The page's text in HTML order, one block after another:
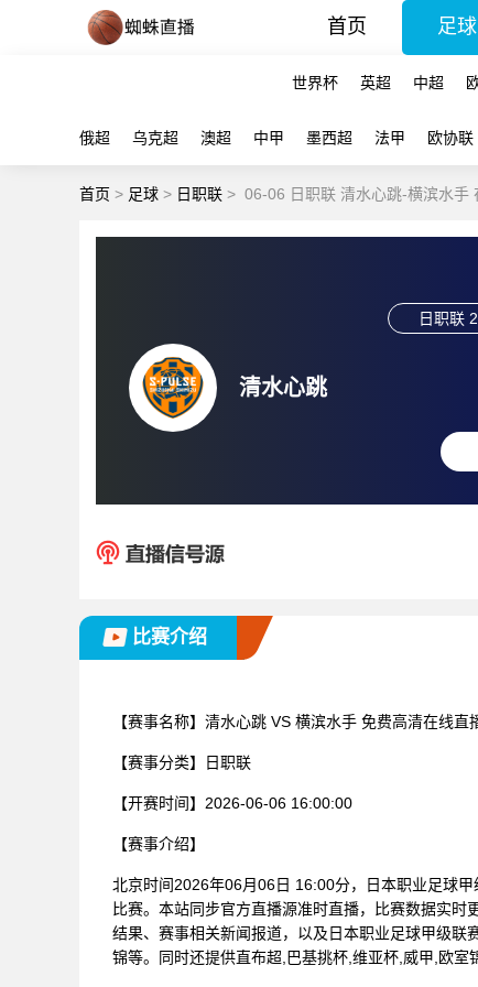
首页 足球
世界杯 英超 中超
俄超 乌克超 澳超 中甲 墨西超 法甲 欧协联
首页 > 足球 > 日职联 > 06-06 日职联 清水心跳-横滨水手
清水心跳
日职联
比赛介绍
【赛事名称】 清水心跳 VS 横滨水手 免费高清在线直
【赛事分类】 日职联
【开赛时间】 2026-06-06 16:00:00
【赛事介绍】
北京时间2026年06月06日 16:00分，日本职业足球
比赛。本站同步官方直播源准时直播，比赛数据实
结果、赛事相关新闻报道，以及日本职业足球甲级
锦等。同时还提供直布超,巴基挑杯,维亚杯,威甲,欧室